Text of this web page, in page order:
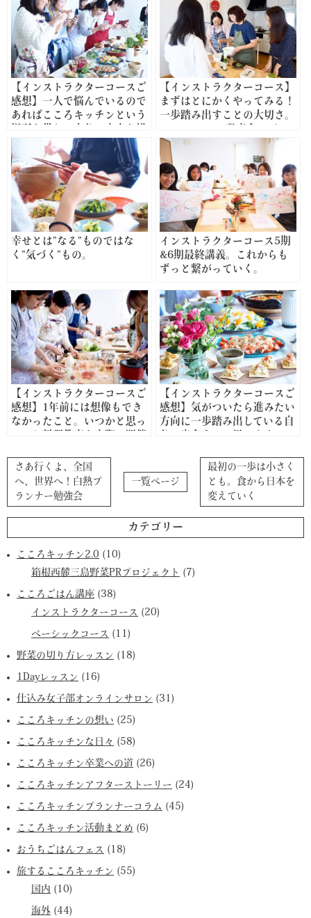
【インストラクターコースご
感想】一人で悩んでいるので
あればこころキッチンという
いてみてください
【インストラクターコース】
まずはとにかくやってみる！
一歩踏み出すことの大切さ。
ト
幸せとは”なる”ものではな
く”気づく”もの。
インストラクターコース5期
&6期最終講義。これからも
ずっと繋がっていく。
【インストラクターコースご
感想】1年前には想像もでき
なかったこと。いつかと思っ
【インストラクターコースご
感想】気がついたら進みたい
方向に一歩踏み出している自
さあ行くよ、全国
へ、世界へ！白熱プ
ランナー勉強会
一覧ページ
最初の一歩は小さく
とも。食から日本を
変えていく
カテゴリー
こころキッチン2.0 (10)
箱根西麓三島野菜PRプロジェクト (7)
こころごはん講座 (38)
インストラクターコース (20)
ベーシックコース (11)
野菜の切り方レッスン (18)
1Dayレッスン (16)
仕込み女子部オンラインサロン (31)
こころキッチンの想い (25)
こころキッチンな日々 (58)
こころキッチン卒業への道 (26)
こころキッチンアフターストーリー (24)
こころキッチンプランナーコラム (45)
こころキッチン活動まとめ (6)
おうちごはんフェス (18)
旅するこころキッチン (55)
国内 (10)
海外 (44)